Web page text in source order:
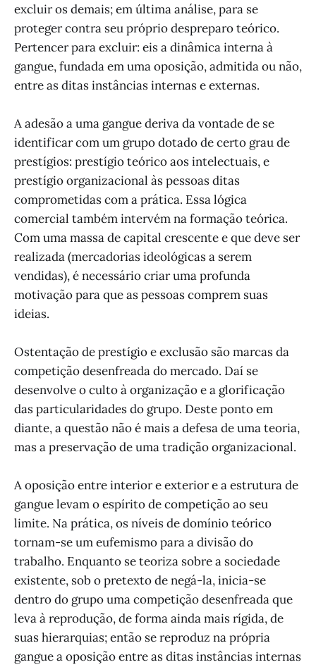
excluir os demais; em última análise, para se
proteger contra seu próprio despreparo teórico.
Pertencer para excluir: eis a dinâmica interna à
gangue, fundada em uma oposição, admitida ou não,
entre as ditas instâncias internas e externas.
A adesão a uma gangue deriva da vontade de se
identificar com um grupo dotado de certo grau de
prestígios: prestígio teórico aos intelectuais, e
prestígio organizacional às pessoas ditas
comprometidas com a prática. Essa lógica
comercial também intervém na formação teórica.
Com uma massa de capital crescente e que deve ser
realizada (mercadorias ideológicas a serem
vendidas), é necessário criar uma profunda
motivação para que as pessoas comprem suas
ideias.
Ostentação de prestígio e exclusão são marcas da
competição desenfreada do mercado. Daí se
desenvolve o culto à organização e a glorificação
das particularidades do grupo. Deste ponto em
diante, a questão não é mais a defesa de uma teoria,
mas a preservação de uma tradição organizacional.
A oposição entre interior e exterior e a estrutura de
gangue levam o espírito de competição ao seu
limite. Na prática, os níveis de domínio teórico
tornam-se um eufemismo para a divisão do
trabalho. Enquanto se teoriza sobre a sociedade
existente, sob o pretexto de negá-la, inicia-se
dentro do grupo uma competição desenfreada que
leva à reprodução, de forma ainda mais rígida, de
suas hierarquias; então se reproduz na própria
gangue a oposição entre as ditas instâncias internas